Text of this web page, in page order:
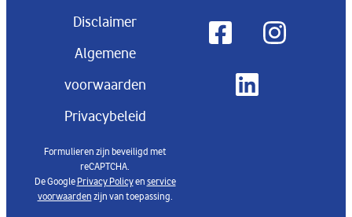
Disclaimer
Algemene
voorwaarden
Privacybeleid
Formulieren zijn beveiligd met
reCAPTCHA.
De GooglePrivacy Policyenservice
voorwaardenzijn van toepassing.